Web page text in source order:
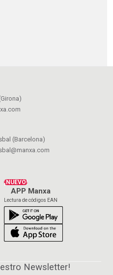
(Barcelona)
¡NUEVO!
APP Manxa
Lectura de códigos EAN
Newsletter!